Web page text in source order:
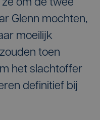
om de twee
Glenn mochten,
moeilijk
toen
het slachtoffer
definitief bij